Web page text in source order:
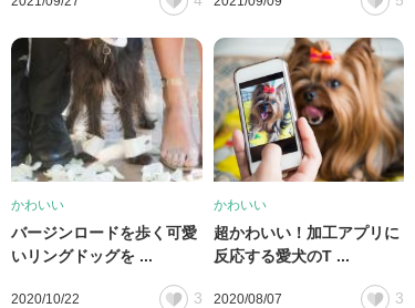
かわいい
バージンロードを歩く可愛
いリングドッグを ...
2020/10/22 3
かわいい
超かわいい！加工アプリに
反応する愛犬のT ...
2020/08/07 3